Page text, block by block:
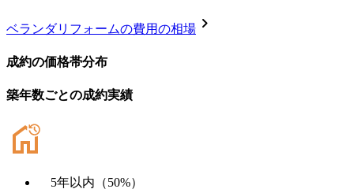
ベランダリフォームの費用の相場 chevron_right
成約の価格帯分布
築年数ごとの成約実績
5年以内 （50%）